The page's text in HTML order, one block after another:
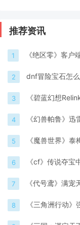
推荐资讯
1 《绝区零》客户
2 dnf冒险宝石怎
3 《碧蓝幻想
4 《幻兽帕鲁》
5 《魔兽世界》泰
6 《cf》传说夺宝
7 《代号鸢》满
8 《三角洲行动